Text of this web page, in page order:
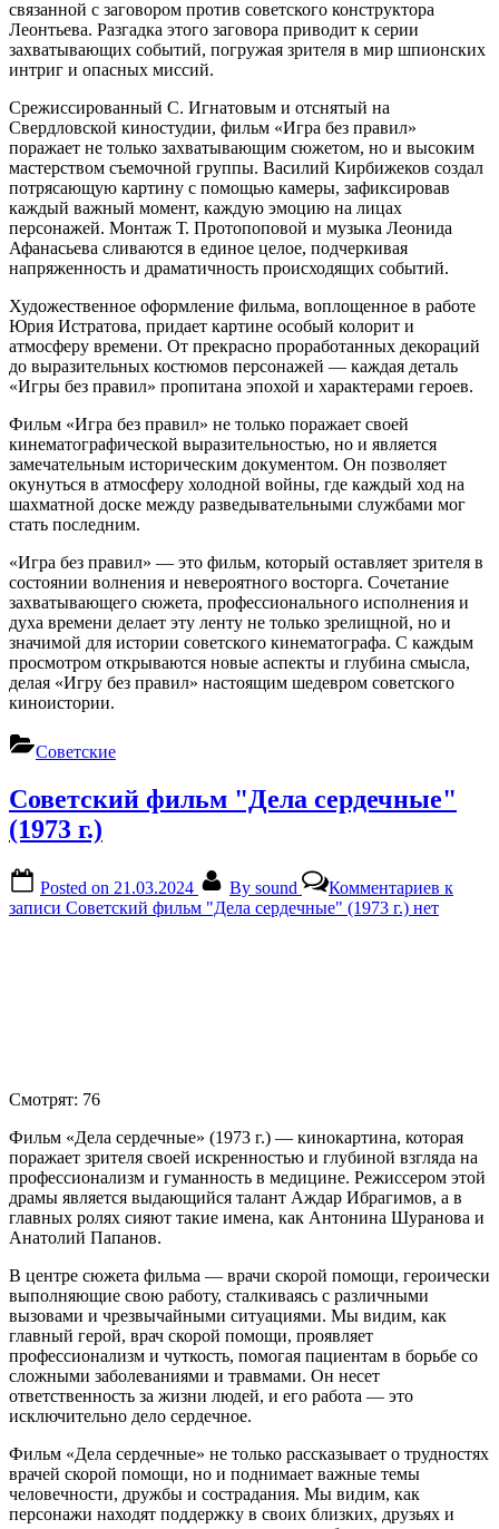
связанной с заговором против советского конструктора
Леонтьева. Разгадка этого заговора приводит к серии
захватывающих событий, погружая зрителя в мир шпионских
интриг и опасных миссий.
Срежиссированный С. Игнатовым и отснятый на
Свердловской киностудии, фильм «Игра без правил»
поражает не только захватывающим сюжетом, но и высоким
мастерством съемочной группы. Василий Кирбижеков создал
потрясающую картину с помощью камеры, зафиксировав
каждый важный момент, каждую эмоцию на лицах
персонажей. Монтаж Т. Протопоповой и музыка Леонида
Афанасьева сливаются в единое целое, подчеркивая
напряженность и драматичность происходящих событий.
Художественное оформление фильма, воплощенное в работе
Юрия Истратова, придает картине особый колорит и
атмосферу времени. От прекрасно проработанных декораций
до выразительных костюмов персонажей — каждая деталь
«Игры без правил» пропитана эпохой и характерами героев.
Фильм «Игра без правил» не только поражает своей
кинематографической выразительностью, но и является
замечательным историческим документом. Он позволяет
окунуться в атмосферу холодной войны, где каждый ход на
шахматной доске между разведывательными службами мог
стать последним.
«Игра без правил» — это фильм, который оставляет зрителя в
состоянии волнения и невероятного восторга. Сочетание
захватывающего сюжета, профессионального исполнения и
духа времени делает эту ленту не только зрелищной, но и
значимой для истории советского кинематографа. С каждым
просмотром открываются новые аспекты и глубина смысла,
делая «Игру без правил» настоящим шедевром советского
киноистории.
Советские
Советский фильм "Дела сердечные"
(1973 г.)
Posted on 21.03.2024 By sound Комментариев к
записи Советский фильм "Дела сердечные" (1973 г.) нет
Смотрят: 76
Фильм «Дела сердечные» (1973 г.) — кинокартина, которая
поражает зрителя своей искренностью и глубиной взгляда на
профессионализм и гуманность в медицине. Режиссером этой
драмы является выдающийся талант Аждар Ибрагимов, а в
главных ролях сияют такие имена, как Антонина Шуранова и
Анатолий Папанов.
В центре сюжета фильма — врачи скорой помощи, героически
выполняющие свою работу, сталкиваясь с различными
вызовами и чрезвычайными ситуациями. Мы видим, как
главный герой, врач скорой помощи, проявляет
профессионализм и чуткость, помогая пациентам в борьбе со
сложными заболеваниями и травмами. Он несет
ответственность за жизни людей, и его работа — это
исключительно дело сердечное.
Фильм «Дела сердечные» не только рассказывает о трудностях
врачей скорой помощи, но и поднимает важные темы
человечности, дружбы и сострадания. Мы видим, как
персонажи находят поддержку в своих близких, друзьях и